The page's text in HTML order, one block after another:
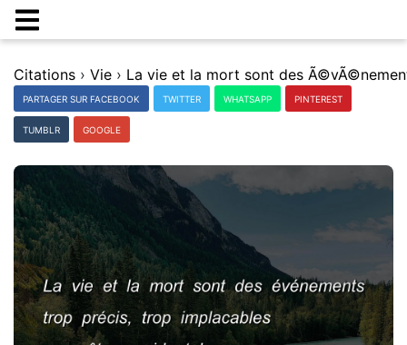
Citations › Vie ›
PARTAGER SUR FACEBOOK TWITTER WHATSAPP PINTEREST
TUMBLR GOOGLE